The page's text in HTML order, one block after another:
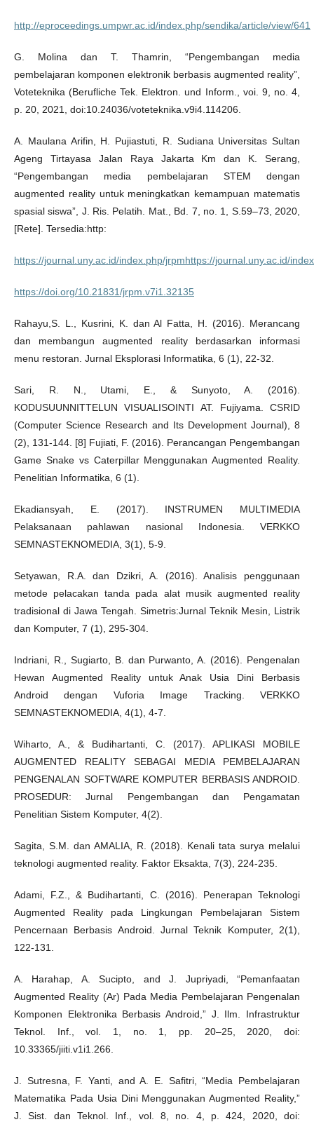
http://eproceedings.umpwr.ac.id/index.php/sendika/article/view/641
G. Molina dan T. Thamrin, “Pengembangan media
pembelajaran komponen elektronik berbasis augmented reality”,
Voteteknika (Berufliche Tek. Elektron. und Inform., voi. 9, no. 4,
p. 20, 2021, doi:10.24036/voteteknika.v9i4.114206.
A. Maulana Arifin, H. Pujiastuti, R. Sudiana Universitas Sultan
Ageng Tirtayasa Jalan Raya Jakarta Km dan K. Serang,
“Pengembangan media pembelajaran STEM dengan
augmented reality untuk meningkatkan kemampuan matematis
spasial siswa”, J. Ris. Pelatih. Mat., Bd. 7, no. 1, S.59–73, 2020,
[Rete]. Tersedia:http:
https://journal.uny.ac.id/index.php/jrpmhttps://journal.uny.ac.id/
https://doi.org/10.21831/jrpm.v7i1.32135
Rahayu,S. L., Kusrini, K. dan Al Fatta, H. (2016). Merancang
dan membangun augmented reality berdasarkan informasi
menu restoran. Jurnal Eksplorasi Informatika, 6 (1), 22-32.
Sari, R. N., Utami, E., & Sunyoto, A. (2016).
KODUSUUNNITTELUN VISUALISOINTI AT. Fujiyama. CSRID
(Computer Science Research and Its Development Journal), 8
(2), 131-144. [8] Fujiati, F. (2016). Perancangan Pengembangan
Game Snake vs Caterpillar Menggunakan Augmented Reality.
Penelitian Informatika, 6 (1).
Ekadiansyah, E. (2017). INSTRUMEN MULTIMEDIA
Pelaksanaan pahlawan nasional Indonesia. VERKKO
SEMNASTEKNOMEDIA, 3(1), 5-9.
Setyawan, R.A. dan Dzikri, A. (2016). Analisis penggunaan
metode pelacakan tanda pada alat musik augmented reality
tradisional di Jawa Tengah. Simetris:Jurnal Teknik Mesin, Listrik
dan Komputer, 7 (1), 295-304.
Indriani, R., Sugiarto, B. dan Purwanto, A. (2016). Pengenalan
Hewan Augmented Reality untuk Anak Usia Dini Berbasis
Android dengan Vuforia Image Tracking. VERKKO
SEMNASTEKNOMEDIA, 4(1), 4-7.
Wiharto, A., & Budihartanti, C. (2017). APLIKASI MOBILE
AUGMENTED REALITY SEBAGAI MEDIA PEMBELAJARAN
PENGENALAN SOFTWARE KOMPUTER BERBASIS ANDROID.
PROSEDUR: Jurnal Pengembangan dan Pengamatan
Penelitian Sistem Komputer, 4(2).
Sagita, S.M. dan AMALIA, R. (2018). Kenali tata surya melalui
teknologi augmented reality. Faktor Eksakta, 7(3), 224-235.
Adami, F.Z., & Budihartanti, C. (2016). Penerapan Teknologi
Augmented Reality pada Lingkungan Pembelajaran Sistem
Pencernaan Berbasis Android. Jurnal Teknik Komputer, 2(1),
122-131.
A. Harahap, A. Sucipto, and J. Jupriyadi, “Pemanfaatan
Augmented Reality (Ar) Pada Media Pembelajaran Pengenalan
Komponen Elektronika Berbasis Android,” J. Ilm. Infrastruktur
Teknol. Inf., vol. 1, no. 1, pp. 20–25, 2020, doi:
10.33365/jiiti.v1i1.266.
J. Sutresna, F. Yanti, and A. E. Safitri, “Media Pembelajaran
Matematika Pada Usia Dini Menggunakan Augmented Reality,”
J. Sist. dan Teknol. Inf., vol. 8, no. 4, p. 424, 2020, doi: